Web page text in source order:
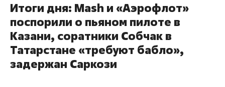
Итоги дня: Mash и «Аэрофлот»
поспорили о пьяном пилоте в
Казани, соратники Собчак в
Татарстане «требуют бабло»,
задержан Саркози